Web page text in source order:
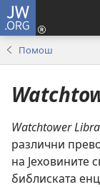
JW.ORG
Помош
Watchtower
различни
на Јеховините
библиската